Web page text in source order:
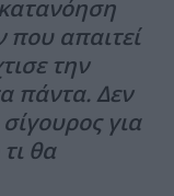
απαιτεί
την
πάντα. Δεν
για
θα